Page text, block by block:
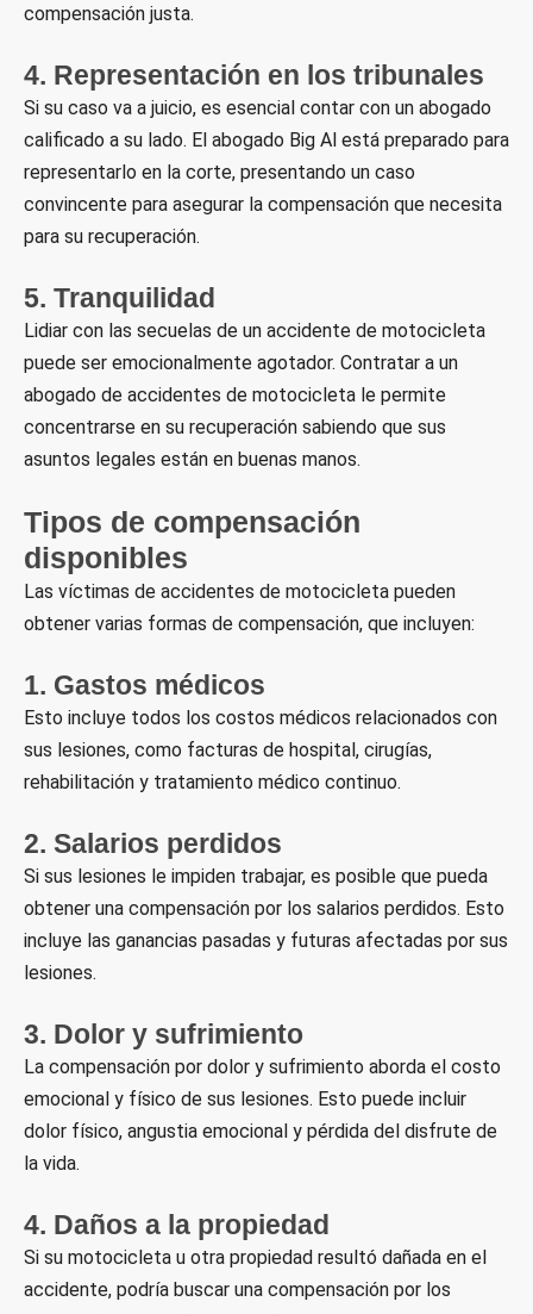
compensación justa.
4. Representación en los tribunales
Si su caso va a juicio, es esencial contar con un abogado
calificado a su lado. El abogado Big Al está preparado para
representarlo en la corte, presentando un caso
convincente para asegurar la compensación que necesita
para su recuperación.
5. Tranquilidad
Lidiar con las secuelas de un accidente de motocicleta
puede ser emocionalmente agotador. Contratar a un
abogado de accidentes de motocicleta le permite
concentrarse en su recuperación sabiendo que sus
asuntos legales están en buenas manos.
Tipos de compensación
disponibles
Las víctimas de accidentes de motocicleta pueden
obtener varias formas de compensación, que incluyen:
1. Gastos médicos
Esto incluye todos los costos médicos relacionados con
sus lesiones, como facturas de hospital, cirugías,
rehabilitación y tratamiento médico continuo.
2. Salarios perdidos
Si sus lesiones le impiden trabajar, es posible que pueda
obtener una compensación por los salarios perdidos. Esto
incluye las ganancias pasadas y futuras afectadas por sus
lesiones.
3. Dolor y sufrimiento
La compensación por dolor y sufrimiento aborda el costo
emocional y físico de sus lesiones. Esto puede incluir
dolor físico, angustia emocional y pérdida del disfrute de
la vida.
4. Daños a la propiedad
Si su motocicleta u otra propiedad resultó dañada en el
accidente, podría buscar una compensación por los